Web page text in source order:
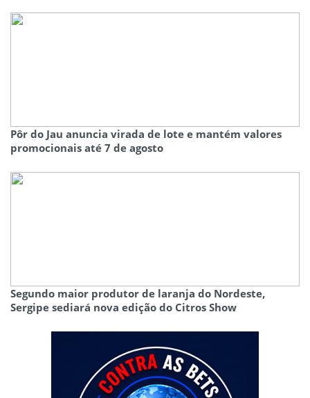
Pôr do Jau anuncia virada de lote e mantém valores
promocionais até 7 de agosto
Segundo maior produtor de laranja do Nordeste,
Sergipe sediará nova edição do Citros Show